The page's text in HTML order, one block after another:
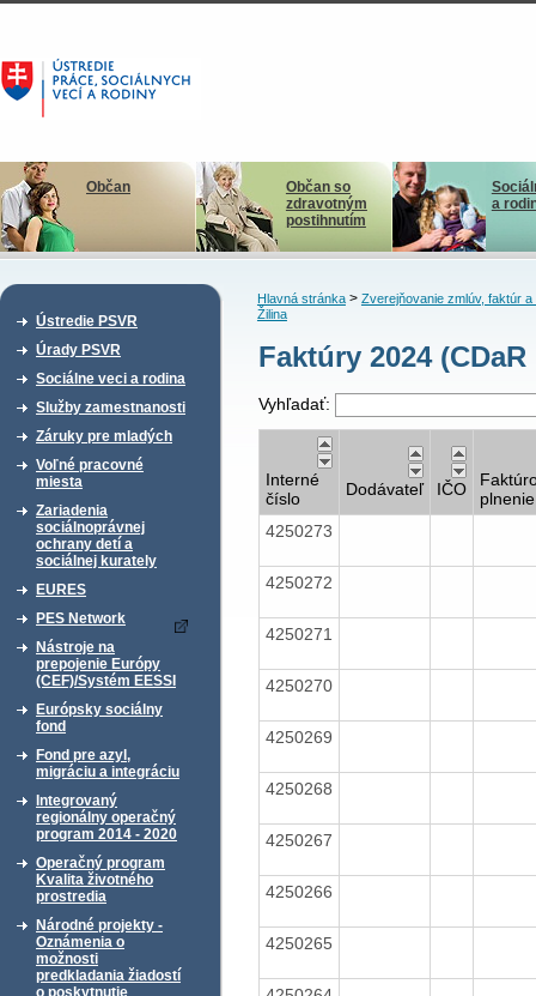
Občan
Občan so
zdravotným
postihnutím
a
Ústredie PSVR
Úrady PSVR
Sociálne veci a rodina
Služby zamestnanosti
Záruky pre mladých
Voľné pracovné
miesta
Zariadenia
sociálnoprávnej
ochrany detí a
sociálnej kurately
EURES
PES Network
Nástroje na
prepojenie Európy
(CEF)/Systém EESSI
Európsky sociálny
fond
Fond pre azyl,
migráciu a integráciu
Integrovaný
regionálny operačný
program 2014 - 2020
Operačný program
Kvalita životného
prostredia
Národné projekty -
Oznámenia o
možnosti
predkladania žiadostí
o poskytnutie
Hlavná stránka> Zverejňovanie zmlúv, faktúr a
Žilina
Faktúry 2024
Vyhľadať:
Interné
číslo
Dodávateľ IČO
plnenie
4250273
4250272
4250271
4250270
4250269
4250268
4250267
4250266
4250265